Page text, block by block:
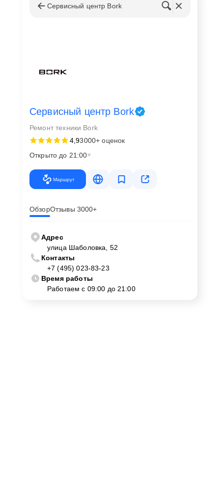
Сервисный центр Bork
Сервисный центр Bork
Ремонт техники Bork
4,93000+ оценок
Открыто до 21:00
Маршрут
ОбзорОтзывы 3000+
Адрес
улица Шаболовка, 52
Контакты
+7 (495) 023-83-23
Время работы
Работаем с 09:00 до 21:00